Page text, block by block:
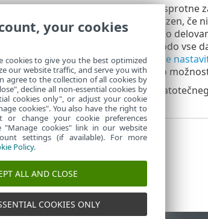
Da bi pri uporabi sprotne
pregleduje več (razen,
zaznavanje. Takšno
onemogočena, bodo vse
razdelekNapredne
ali prekličite izbiro
Sprotna zaščita
your cookies
cookies to give you the best optimized
our website traffic, and serve you with
agree to the collection of all cookies by
decline all non-essential cookies by
cookies only", or adjust your cookie
cookies". You also have the right to
or change your cookie preferences
cookies" link in our website
settings (if available). For more
Policy.
ALL AND CLOSE
COOKIES ONLY